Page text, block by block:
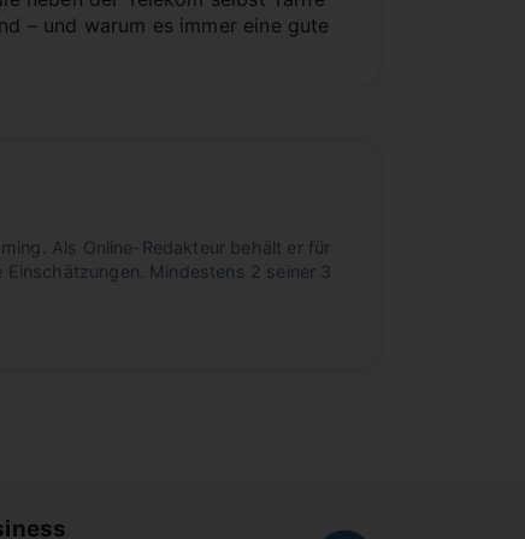
– und warum es immer eine gute
Als Online-Redakteur behält er für
Mindestens 2 seiner 3